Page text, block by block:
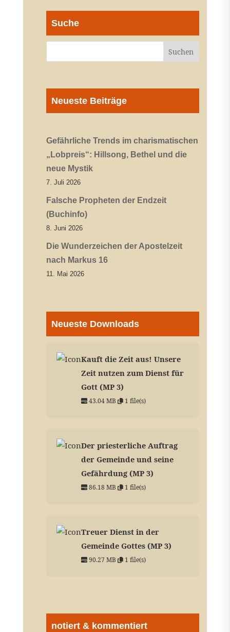
Suche
Neueste Beiträge
Gefährliche Trends im charismatischen
„Lobpreis“: Hillsong, Bethel und die
neue Mystik
7. Juli 2026
Falsche Propheten der Endzeit
(Buchinfo)
8. Juni 2026
Die Wunderzeichen der Apostelzeit
nach Markus 16
11. Mai 2026
Neueste Downloads
Kauft die Zeit aus! Unsere
Zeit nutzen zum Dienst für
Gott (MP 3)
43.04 MB 1 file(s)
Der priesterliche Auftrag
der Gemeinde und seine
Gefährdung (MP 3)
86.18 MB 1 file(s)
Treuer Dienst in der
Gemeinde Gottes (MP 3)
90.27 MB 1 file(s)
notiert & kommentiert